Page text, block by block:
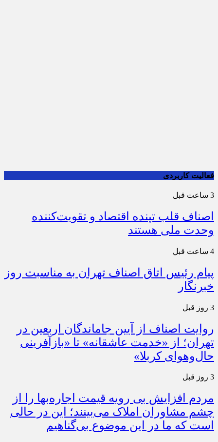
فعالیت کاربردی
3 ساعت قبل
اصناف قلب تپنده اقتصاد و تقویت‌کننده
وحدت ملی هستند
4 ساعت قبل
پیام رئیس اتاق اصناف تهران به مناسبت روز
خبرنگار
3 روز قبل
روایت اصناف از آیین جاماندگان اربعین در
تهران؛ از «خدمت عاشقانه» تا «بازآفرینی
حال‌وهوای کربلا»
3 روز قبل
مردم افزایش بی رویه قیمت اجاره‌بها را از
چشم مشاوران املاک می‌بینند؛ این در حالی
است که ما در این موضوع بی‌گناهیم